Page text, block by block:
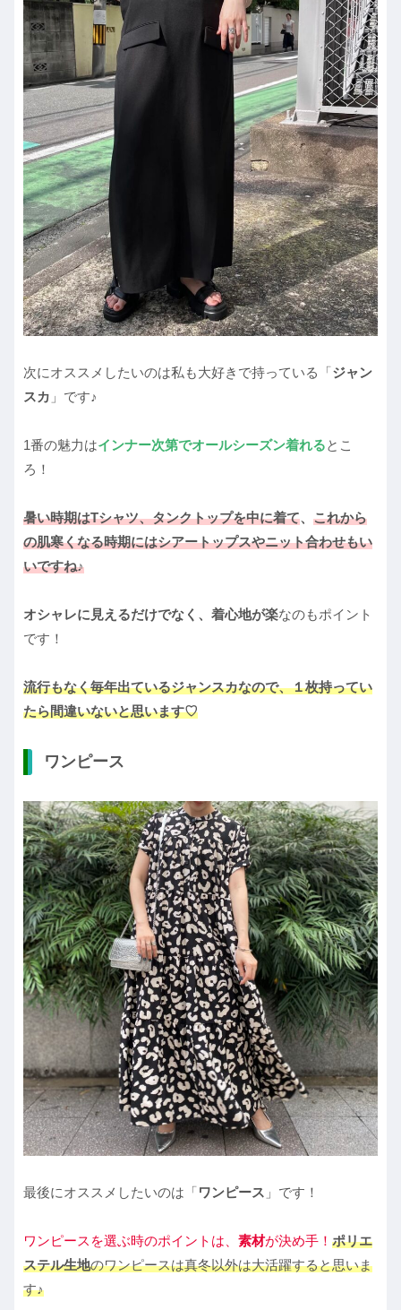
次にオススメしたいのは私も大好きで持っている「ジャン
スカ 」です♪
1番の魅力はインナー次第でオールシーズン着れるとこ
ろ！
暑い時期はTシャツ、タンクトップを中に着て、 これから
の肌寒くなる時期にはシアートップスやニット合わせもい
いですね♪
オシャレに見えるだけでなく、着心地が楽なのもポイント
です！
流行もなく毎年出ているジャンスカなので、１枚持ってい
たら間違いないと思います♡
ワンピース
最後にオススメしたいのは「ワンピース 」です！
ワンピースを選ぶ時のポイントは、 素材が決め手！ ポリエ
ステル生地のワンピースは真冬以外は大活躍すると思いま
す♪